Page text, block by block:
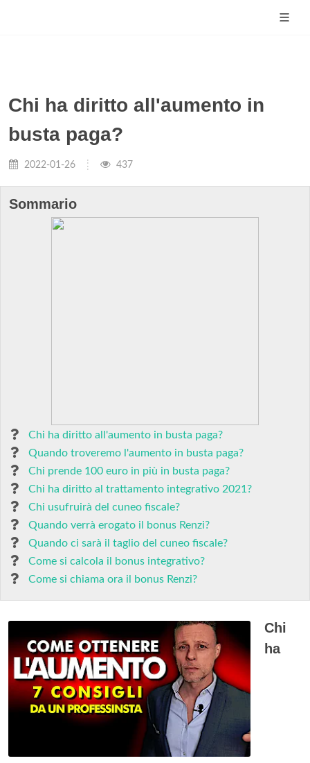
Chi ha diritto all'aumento in
busta paga?
2022-01-26 437
Sommario
Chi ha diritto all'aumento in busta paga?
Quando troveremo l'aumento in busta paga?
Chi prende 100 euro in più in busta paga?
Chi ha diritto al trattamento integrativo 2021?
Chi usufruirà del cuneo fiscale?
Quando verrà erogato il bonus Renzi?
Quando ci sarà il taglio del cuneo fiscale?
Come si calcola il bonus integrativo?
Come si chiama ora il bonus Renzi?
Chi
ha